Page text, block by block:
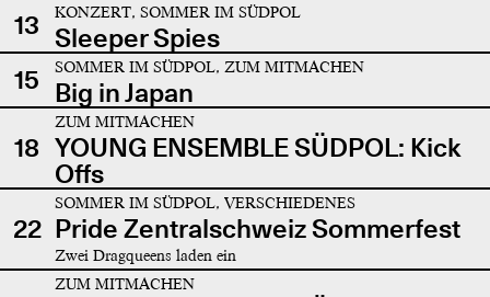
13
KONZERT, SOMMER IM SÜDPOL
Sleeper Spies
15
SOMMER IM SÜDPOL, ZUM MITMACHEN
Big in Japan
18
ZUM MITMACHEN
YOUNG ENSEMBLE SÜDPOL: Kick
Offs
22
SOMMER IM SÜDPOL, VERSCHIEDENES
Pride Zentralschweiz Sommerfest
Zwei Dragqueens laden ein
ZUM MITMACHEN